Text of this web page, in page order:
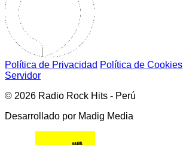
Política de Privacidad Política de Cookies
Servidor
© 2026 Radio Rock Hits - Perú
Desarrollado por Madig Media